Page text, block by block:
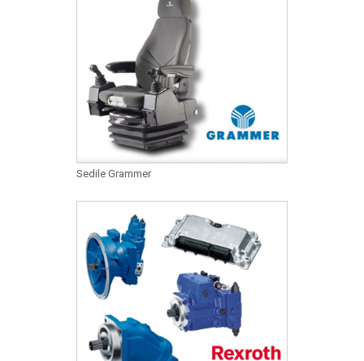
Sedile Grammer